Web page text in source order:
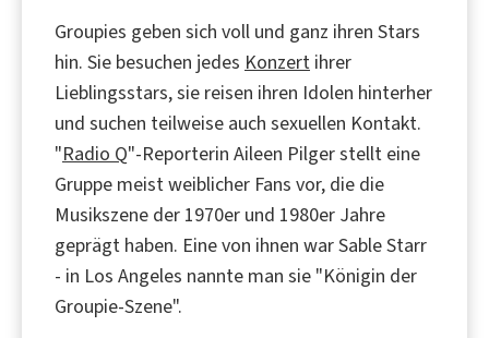
Groupies geben sich voll und ganz ihren Stars
hin. Sie besuchen jedes Konzert ihrer
Lieblingsstars, sie reisen ihren Idolen hinterher
und suchen teilweise auch sexuellen Kontakt.
"Radio Q"-Reporterin Aileen Pilger stellt eine
Gruppe meist weiblicher Fans vor, die die
Musikszene der 1970er und 1980er Jahre
geprägt haben. Eine von ihnen war Sable Starr
- in Los Angeles nannte man sie "Königin der
Groupie-Szene".